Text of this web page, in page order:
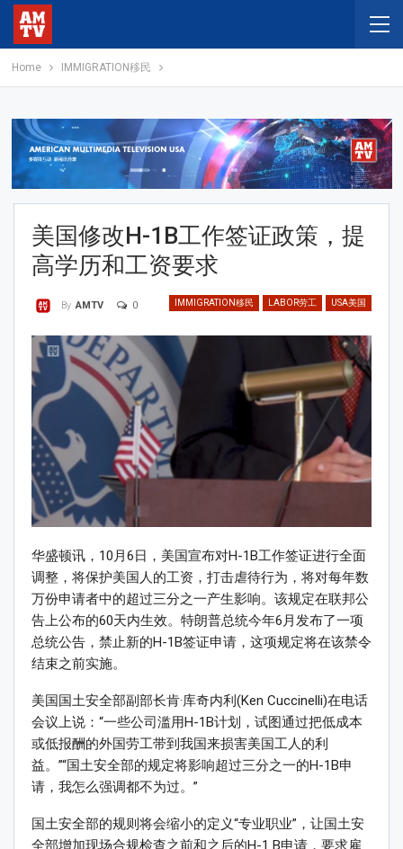
Home IMMIGRATION移民
美国修改H-1B工作签证政策，提
高学历和工资要求
IMMIGRATION移民 LABOR劳工 USA美国
By AMTV 0
华盛顿讯，10月6日，美国宣布对H-1B工作签证进行全面
调整，将保护美国人的工资，打击虐待行为，将对每年数
万份申请者中的超过三分之一产生影响。该规定在联邦公
告上公布的60天内生效。特朗普总统今年6月发布了一项
总统公告，禁止新的H-1B签证申请，这项规定将在该禁令
结束之前实施。
美国国土安全部副部长肯·库奇内利(Ken Cuccinelli)在电话
会议上说：“一些公司滥用H-1B计划，试图通过把低成本
或低报酬的外国劳工带到我国来损害美国工人的利
益。”“国土安全部的规定将影响超过三分之一的H-1B申
请，我怎么强调都不为过。”
国土安全部的规则将会缩小的定义“专业职业”，让国土安
全部增加现场合规检查之前和之后的H-1 B申请，要求雇